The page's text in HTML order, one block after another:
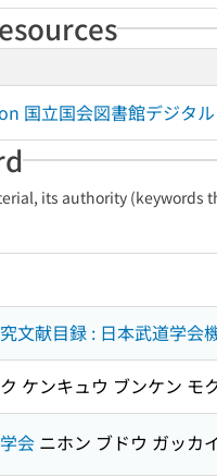
国立国会図書館デジタル
its authority
文献目録 : 日本武道学会
ケンキュウ ブンケン モ
会 ニホン ブドウ ガッカ